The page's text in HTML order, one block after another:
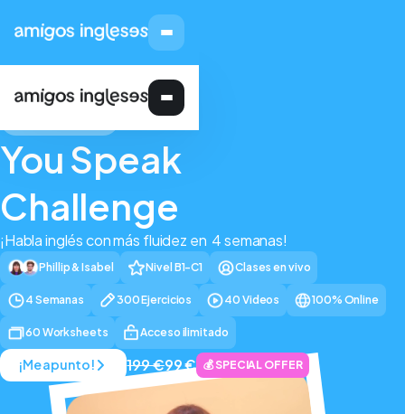
You Speak
Challenge
¡Habla inglés con más fluidez en 4 semanas!
Phillip & Isabel Nivel B1-C1 Clases en vivo
4 Semanas 300 Ejercicios 40 Videos 100% Online
60 Worksheets Acceso ilimitado
¡Me apunto! 199 €99 € 💰 SPECIAL OFFER